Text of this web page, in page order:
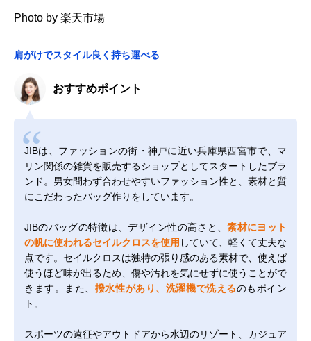
Photo by 楽天市場
肩がけでスタイル良く持ち運べる
おすすめポイント
JIBは、ファッションの街・神戸に近い兵庫県西宮市で、マ
リン関係の雑貨を販売するショップとしてスタートしたブラ
ンド。男女問わず合わせやすいファッション性と、素材と質
にこだわったバッグ作りをしています。
JIBのバッグの特徴は、デザイン性の高さと、素材にヨット
の帆に使われるセイルクロスを使用 していて、軽くて丈夫な
点です。セイルクロスは独特の張り感のある素材で、使えば
使うほど味が出るため、傷や汚れを気にせずに使うことがで
きます。また、 撥水性があり、洗濯機で洗えるのもポイン
ト。
スポーツの遠征やアウトドアから水辺のリゾート、カジュア